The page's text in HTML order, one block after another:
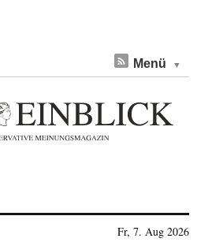
Menü
Fr, 7. Aug 2026